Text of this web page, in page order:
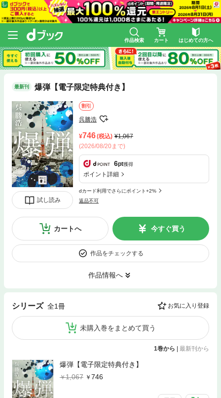
作品検索 カート はじめての方へ
最新刊 爆弾【電子限定特典付き】
試し読み
割引
呉勝浩
746(税込)
1,067
(2026/08/20まで)
6pt獲得
ポイント詳細
dカード利用でさらにポイント+2%
返品不可
カートへ 今すぐ買う
作品をチェックする
作品情報へ
シリーズ 全1冊 お気に入り登録
未購入巻をまとめて買う
1巻から | 最新刊から
爆弾【電子限定特典付き】
1,067
746